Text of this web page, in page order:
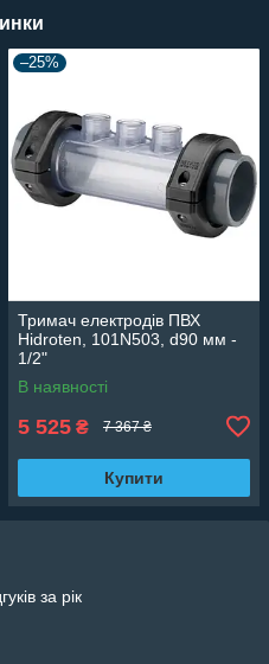
–25%
Тримач електродів ПВХ
Hidroten, 101N503, d90 мм -
1/2"
В наявності
5 525 ₴ 7 367 ₴
Купити
за рік